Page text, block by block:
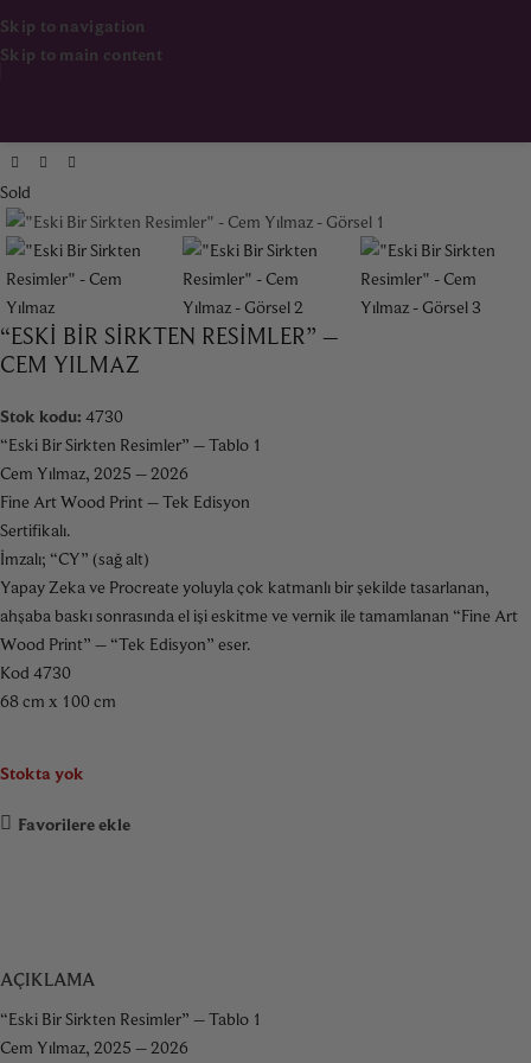
Skip to navigation
Skip to main content
Sold
“ESKI BIR SIRKTEN RESIMLER” –
CEM YILMAZ
Stok kodu: 4730
“Eski Bir Sirkten Resimler” – Tablo 1
Cem Yılmaz, 2025 – 2026
Fine Art Wood Print – Tek Edisyon
Sertifikalı.
İmzalı; “CY” (sağ alt)
Yapay Zeka ve Procreate yoluyla çok katmanlı bir şekilde tasarlanan,
ahşaba baskı sonrasında el işi eskitme ve vernik ile tamamlanan “Fine Art
Wood Print” – “Tek Edisyon” eser.
Kod 4730
68 cm x 100 cm
Stokta yok
Favorilere ekle
AÇIKLAMA
“Eski Bir Sirkten Resimler” – Tablo 1
Cem Yılmaz, 2025 – 2026